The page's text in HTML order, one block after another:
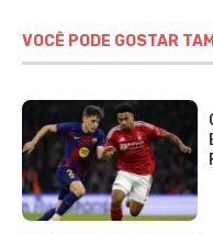
VOCÊ PODE GOSTAR